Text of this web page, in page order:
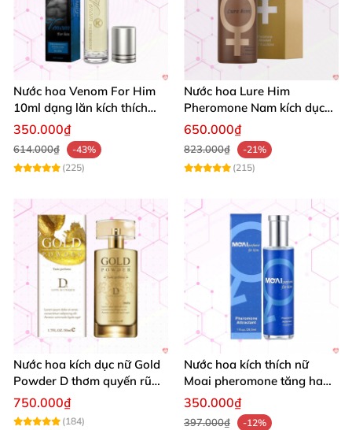
Nước hoa Venom For Him
10ml dạng lăn kích thích
ham muốn tình dục nữ
350.000₫
614.000₫
-43%
(225)
Nước hoa Lure Him
Pheromone Nam kích dục
mạnh, hương không mùi
650.000₫
823.000₫
-21%
(215)
Nước hoa kích dục nữ Gold
Powder D thơm quyến rũ
tăng khoái cảm
750.000₫
(184)
Nước hoa kích thích nữ
Moai pheromone tăng ham
muốn quyến rũ an toàn
350.000₫
397.000₫ -12%